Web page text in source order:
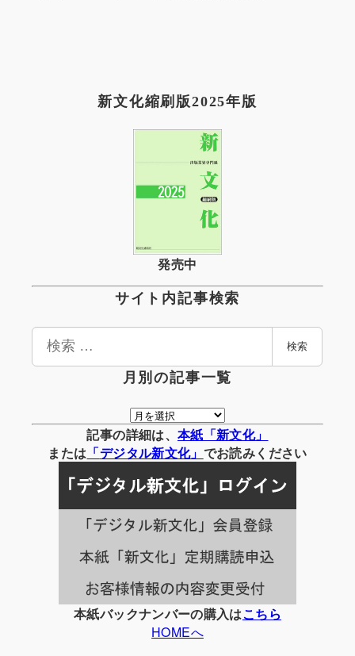
新文化縮刷版2025年版
発売中
サイト内記事検索
検
検索
月別の記事一覧
月
別
の
事
一
覧
記事の詳細は、 本紙「新文化」
または 「デジタル新文化」 でお読みください
本紙バックナンバーの購入はこちら
HOMEへ